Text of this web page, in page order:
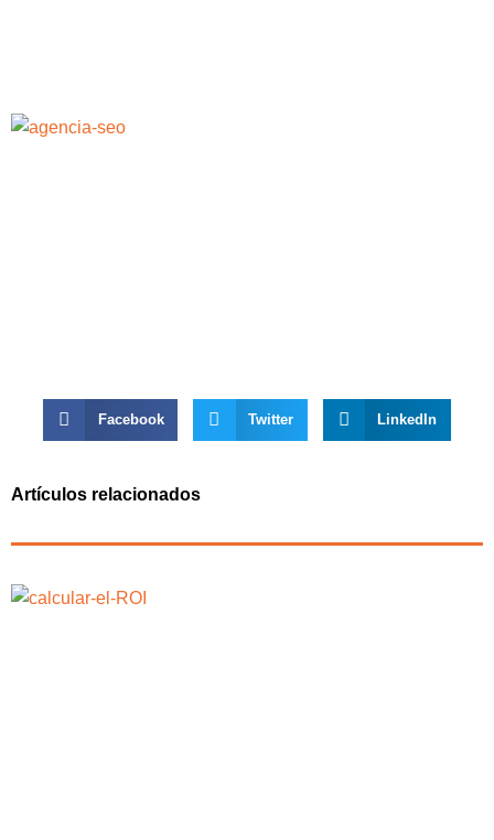
Facebook Twitter LinkedIn
Artículos relacionados